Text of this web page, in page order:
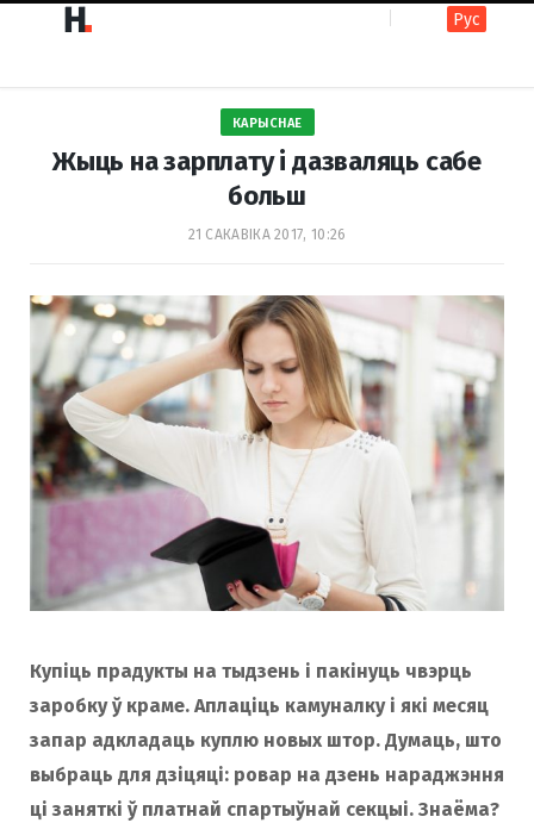
e
b a
r
Рус
КАРЫСНАЕ
Жыць на зарплату і дазваляць сабе
больш
21 САКАВІКА 2017, 10:26
Купіць прадукты на тыдзень і пакінуць чвэрць
заробку ў краме. Аплаціць камуналку і які месяц
запар адкладаць куплю новых штор. Думаць, што
выбраць для дзіцяці: ровар на дзень нараджэння
ці заняткі ў платнай спартыўнай секцыі. Знаёма?